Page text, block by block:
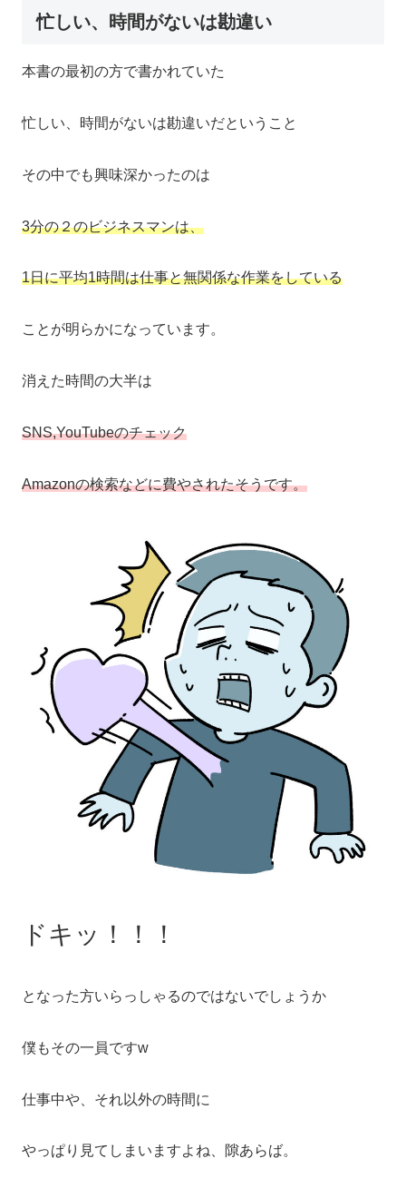
忙しい、時間がないは勘違い
本書の最初の方で書かれていた
忙しい、時間がないは勘違いだということ
その中でも興味深かったのは
3分の２のビジネスマンは、
1日に平均1時間は仕事と無関係な作業をしている
ことが明らかになっています。
消えた時間の大半は
SNS,YouTubeのチェック
Amazonの検索などに費やされたそうです。
ドキッ！！！
となった方いらっしゃるのではないでしょうか
僕もその一員ですw
仕事中や、それ以外の時間に
やっぱり見てしまいますよね、隙あらば。